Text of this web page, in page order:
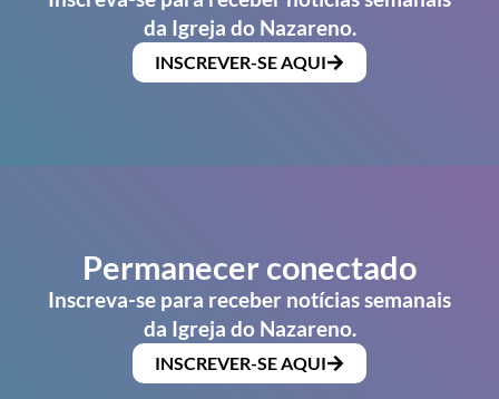
da Igreja do Nazareno.
INSCREVER-SE AQUI
Permanecer conectado
Inscreva-se para receber notícias semanais
da Igreja do Nazareno.
INSCREVER-SE AQUI